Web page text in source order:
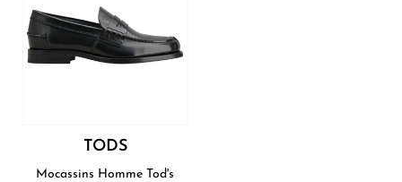
TODS
Mocassins Homme Tod's